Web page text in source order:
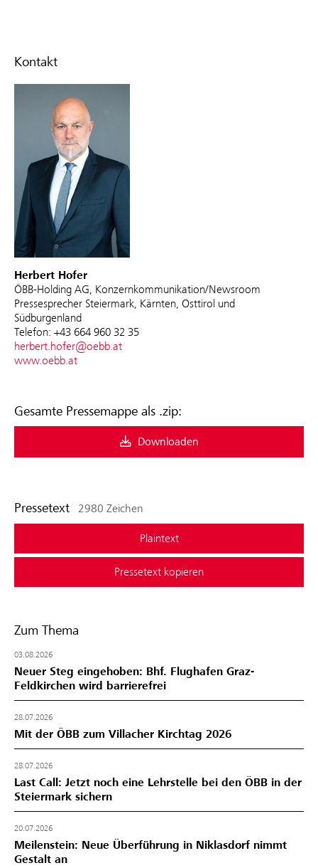
Kontakt
Herbert Hofer
ÖBB-Holding AG, Konzernkommunikation/Newsroom
Pressesprecher Steiermark, Kärnten, Osttirol und
Südburgenland
Telefon: +43 664 960 32 35
herbert.hofer@oebb.at
www.oebb.at
Gesamte Pressemappe als .zip:
Downloaden
Pressetext 2980 Zeichen
Plaintext
Pressetext kopieren
Zum Thema
03.08.2026
Neuer Steg eingehoben: Bhf. Flughafen Graz-
Feldkirchen wird barrierefrei
28.07.2026
Mit der ÖBB zum Villacher Kirchtag 2026
28.07.2026
Last Call: Jetzt noch eine Lehrstelle bei den ÖBB in der
Steiermark sichern
20.07.2026
Meilenstein: Neue Überführung in Niklasdorf nimmt
Gestalt an